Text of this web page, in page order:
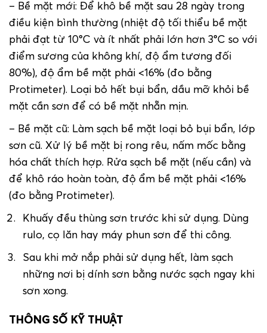
– Bề mặt mới: Để khô bề mặt sau 28 ngày trong
điều kiện bình thường (nhiệt độ tối thiểu bề mặt
phải đạt từ 10°C và ít nhất phải lớn hơn 3°C so với
điểm sương của không khí, độ ẩm tương đối
80%), độ ẩm bề mặt phải <16% (đo bằng
Protimeter). Loại bỏ hết bụi bẩn, dầu mỡ khỏi bề
mặt cần sơn để có bề mặt nhẵn mịn.
– Bề mặt cũ: Làm sạch bề mặt loại bỏ bụi bẩn, lớp
sơn cũ. Xử lý bề mặt bị rong rêu, nấm mốc bằng
hóa chất thích hợp. Rửa sạch bề mặt (nếu cần) và
để khô ráo hoàn toàn, độ ẩm bề mặt phải <16%
(đo bằng Protimeter).
Khuấy đều thùng sơn trước khi sử dụng. Dùng
rulo, cọ lăn hay máy phun sơn để thi công.
Sau khi mở nắp phải sử dụng hết, làm sạch
những nơi bị dính sơn bằng nước sạch ngay khi
sơn xong.
THÔNG SỐ KỸ THUẬT